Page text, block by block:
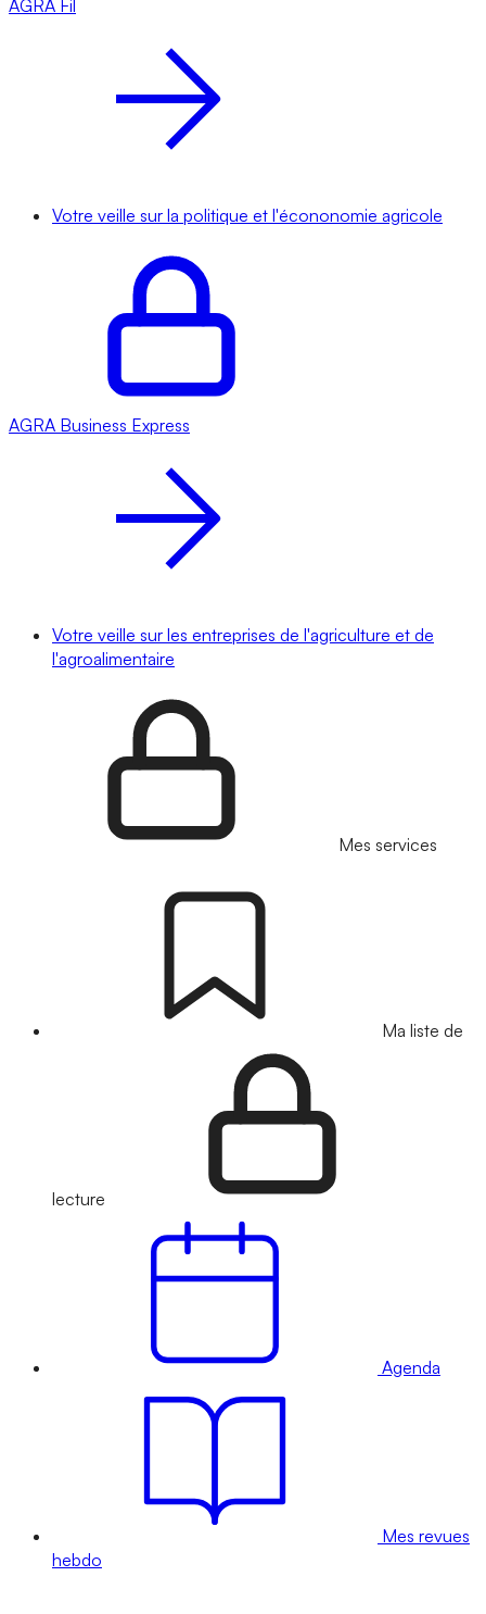
AGRA Fil
Votre veille sur la politique et l'écononomie agricole
AGRA Business Express
Votre veille sur les entreprises de l'agriculture et de
l'agroalimentaire
Mes services
Ma liste de
lecture
Agenda
Mes revues
hebdo